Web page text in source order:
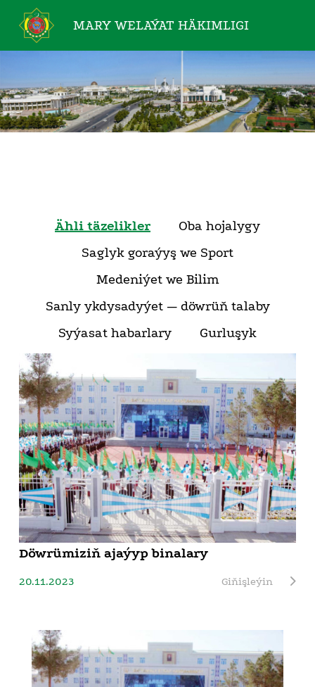
MARY WELAÝAT HÄKIMLIGI
Ähli täzelikler
Oba hojalygy
Saglyk goraýyş we Sport
Medeniýet we Bilim
Sanly ykdysadyýet — döwrüň talaby
Syýasat habarlary
Gurluşyk
Döwrümiziň ajaýyp binalary
20.11.2023 Giňişleýin